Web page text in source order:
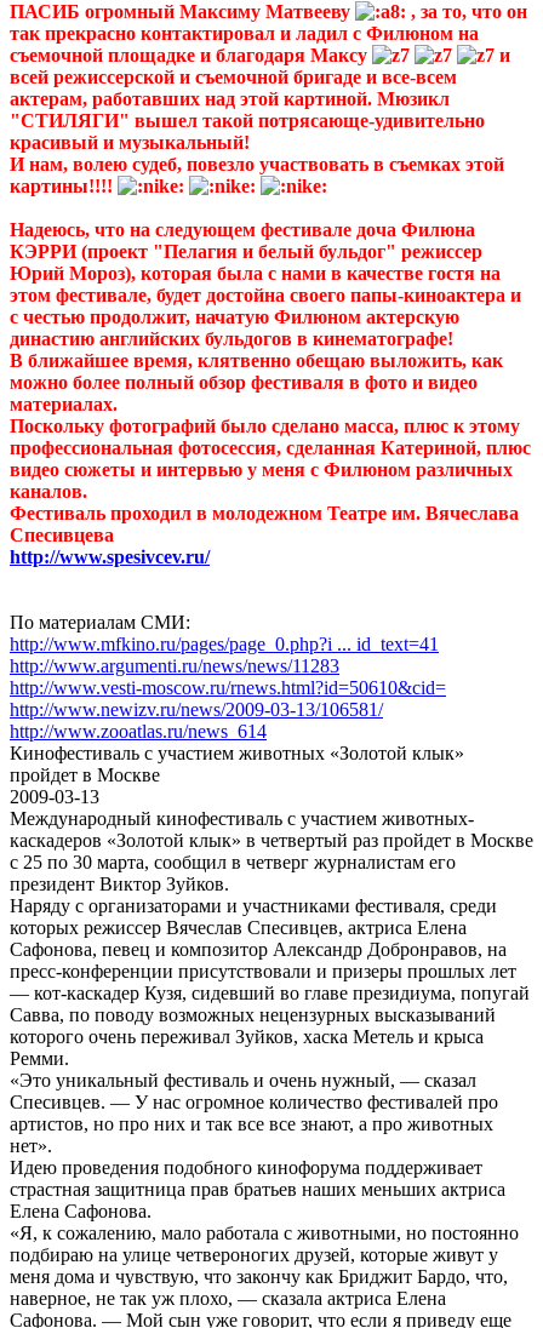
ПАСИБ огромный Максиму Матвееву
, за то, что он
так прекрасно контактировал и ладил с Филюном на
съемочной площадке и благодаря Максу
и
всей режиссерской и съемочной бригаде и все-всем
актерам, работавших над этой картиной. Мюзикл
"СТИЛЯГИ" вышел такой потрясающе-удивительно
красивый и музыкальный!
И нам, волею судеб, повезло участвовать в съемках этой
картины!!!!
Надеюсь, что на следующем фестивале доча Филюна
КЭРРИ (проект "Пелагия и белый бульдог" режиссер
Юрий Мороз), которая была с нами в качестве гостя на
этом фестивале, будет достойна своего папы-киноактера и
с честью продолжит, начатую Филюном актерскую
династию английских бульдогов в кинематографе!
В ближайшее время, клятвенно обещаю выложить, как
можно более полный обзор фестиваля в фото и видео
материалах.
Поскольку фотографий было сделано масса, плюс к этому
профессиональная фотосессия, сделанная Катериной, плюс
видео сюжеты и интервью у меня с Филюном различных
каналов.
Фестиваль проходил в молодежном Театре им. Вячеслава
Спесивцева
http://www.spesivcev.ru/
По материалам СМИ:
http://www.mfkino.ru/pages/page_0.php?i ... id_text=41
http://www.argumenti.ru/news/news/11283
http://www.vesti-moscow.ru/rnews.html?id=50610&cid=
http://www.newizv.ru/news/2009-03-13/106581/
http://www.zooatlas.ru/news_614
Кинофестиваль с участием животных «Золотой клык»
пройдет в Москве
2009-03-13
Международный кинофестиваль с участием животных-
каскадеров «Золотой клык» в четвертый раз пройдет в Москве
с 25 по 30 марта, сообщил в четверг журналистам его
президент Виктор Зуйков.
Наряду с организаторами и участниками фестиваля, среди
которых режиссер Вячеслав Спесивцев, актриса Елена
Сафонова, певец и композитор Александр Добронравов, на
пресс-конференции присутствовали и призеры прошлых лет
— кот-каскадер Кузя, сидевший во главе президиума, попугай
Савва, по поводу возможных нецензурных высказываний
которого очень переживал Зуйков, хаска Метель и крыса
Ремми.
«Это уникальный фестиваль и очень нужный, — сказал
Спесивцев. — У нас огромное количество фестивалей про
артистов, но про них и так все все знают, а про животных
нет».
Идею проведения подобного кинофорума поддерживает
страстная защитница прав братьев наших меньших актриса
Елена Сафонова.
«Я, к сожалению, мало работала с животными, но постоянно
подбираю на улице четвероногих друзей, которые живут у
меня дома и чувствую, что закончу как Бриджит Бардо, что,
наверное, не так уж плохо, — сказала актриса Елена
Сафонова. — Мой сын уже говорит, что если я приведу еще